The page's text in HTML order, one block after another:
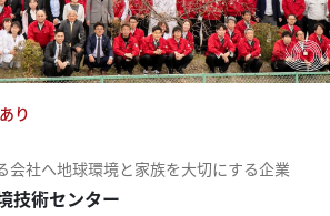
り
会社へ地球環境と家族を大切にする企業
技術センター